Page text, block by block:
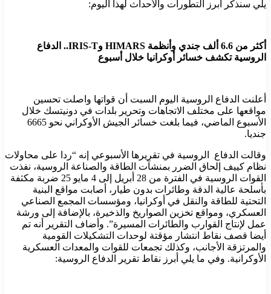
يلي سنذكر أبرز التطورات والأحداث لهذا اليوم:
أكثر من 6.6 ألف جندي وأنظمة HIMARS وIRIS-T.. الدفاع
الروسية تكشف خسائر أوكرانيا خلال أسبوع
أعلنت الدفاع الروسية اليوم السبت أن قواتها واصلت تحسين
مواقعها على مختلف الاتجاهات وتحرير بلدات في دونيتسك خلال
الأسبوع الماضي، فيما بلغت خسائر الجيش الأوكراني نحو 6665
جنديا.
وقالت الدفاع الروسية في تقريرها الأسبوعي إنه “ردا على محاولات
نظام كييف إلحاق الضرر بمنشآت الطاقة والصناعة الروسية، نفذت
القوات الروسية في الفترة من 28 أبريل إلى 4 مايو 25 ضربة مكثفة
بأسلحة عالية الدقة وطائرات بدون طيار، أصابت مواقع البنية
التحتية للطاقة والنقل في أوكرانيا، ومؤسسات المجمع الصناعي
العسكري، ومواقع تخزين الصواريخ والذخيرة، بالإضافة إلى ورشة
عمل لإنتاج القوارب والطائرات المسيرة”. وأضاف التقرير أنه تم
أيضا قصف نقاط انتشار مؤقتة لوحدات التشكيلات القومية
والمرتزقة الأجانب، وكذلك تجمعات للقوات والمعدات العسكرية
الأوكرانية. وفي ما يلي أبرز نقاط تقرير الدفاع الروسية: